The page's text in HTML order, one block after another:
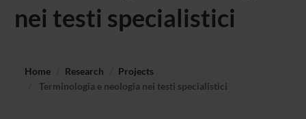
nei testi specialistici
Home Research
Projects
Terminologia e neologia nei testi specialistici